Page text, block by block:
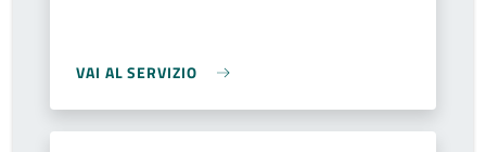
VAI AL SERVIZIO